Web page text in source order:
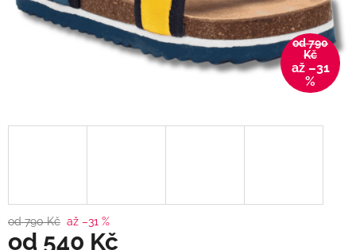
od 790
Kč
až –31
%
od 790 Kč až –31 %
od 540 Kč